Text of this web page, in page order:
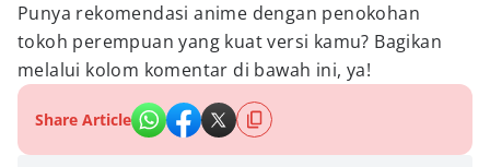
Punya rekomendasi anime dengan penokohan
tokoh perempuan yang kuat versi kamu? Bagikan
melalui kolom komentar di bawah ini, ya!
Share Article